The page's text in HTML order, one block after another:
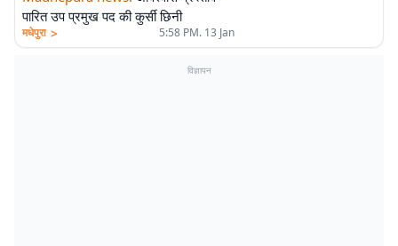
पारित उप प्रमुख पद की कुर्सी छिनी
मधेपुरा > 5:58 PM. 13 Jan
विज्ञापन